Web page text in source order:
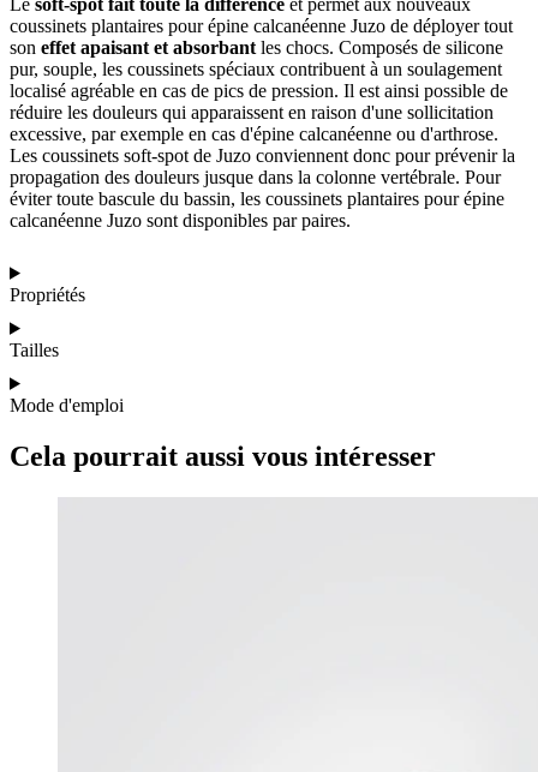
coussinets plantaires pour épine calcanéenne Juzo de déployer tout
son effet apaisant et absorbant les chocs. Composés de silicone
pur, souple, les coussinets spéciaux contribuent à un soulagement
localisé agréable en cas de pics de pression. Il est ainsi possible de
réduire les douleurs qui apparaissent en raison d'une sollicitation
excessive, par exemple en cas d'épine calcanéenne ou d'arthrose.
Les coussinets soft-spot de Juzo conviennent donc pour prévenir la
propagation des douleurs jusque dans la colonne vertébrale. Pour
éviter toute bascule du bassin, les coussinets plantaires pour épine
calcanéenne Juzo sont disponibles par paires.
Propriétés
Tailles
Mode d'emploi
Cela pourrait aussi vous intéresser